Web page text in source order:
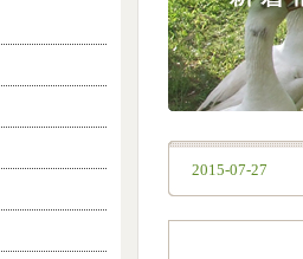
2015-07-27